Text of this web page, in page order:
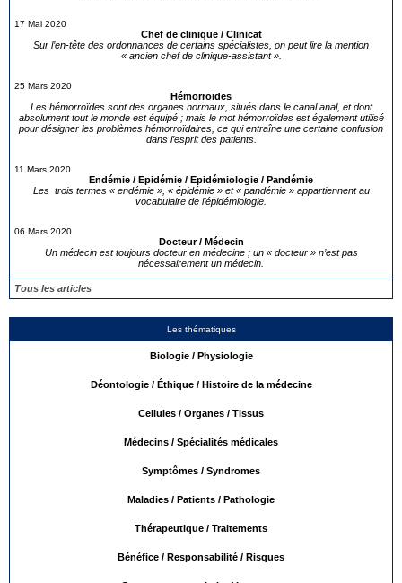
17 Mai 2020
Chef de clinique / Clinicat
Sur l’en-tête des ordonnances de certains spécialistes, on peut lire la mention
« ancien chef de clinique-assistant ».
25 Mars 2020
Hémorroïdes
Les hémorroïdes sont des organes normaux, situés dans le canal anal, et dont
absolument tout le monde est équipé ; mais le mot hémorroïdes est également utilisé
pour désigner les problèmes hémorroïdaires, ce qui entraîne une certaine confusion
dans l’esprit des patients.
11 Mars 2020
Endémie / Epidémie / Epidémiologie / Pandémie
Les trois termes « endémie », « épidémie » et « pandémie » appartiennent au
vocabulaire de l’épidémiologie.
06 Mars 2020
Docteur / Médecin
Un médecin est toujours docteur en médecine ; un « docteur » n’est pas
nécessairement un médecin.
Tous les articles
Les thématiques
Biologie / Physiologie
Déontologie / Éthique / Histoire de la médecine
Cellules / Organes / Tissus
Médecins / Spécialités médicales
Symptômes / Syndromes
Maladies / Patients / Pathologie
Thérapeutique / Traitements
Bénéfice / Responsabilité / Risques